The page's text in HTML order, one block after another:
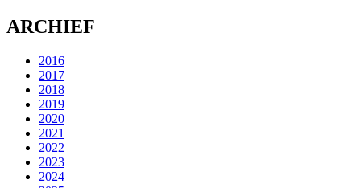
ARCHIEF
2016
2017
2018
2019
2020
2021
2022
2023
2024